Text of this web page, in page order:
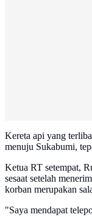
Kereta api yang
menuju Sukabumi,
Ketua RT setempat,
sesaat setelah
korban merupakan
"Saya mendapat